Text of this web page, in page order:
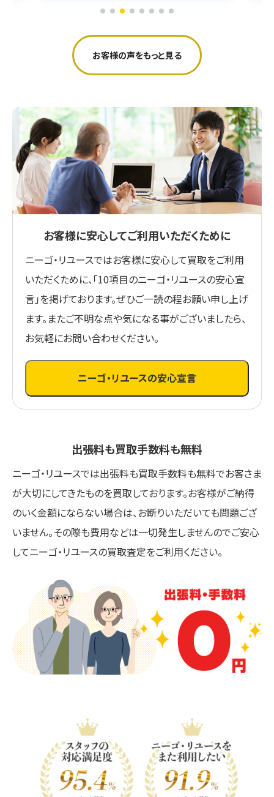
お客様の声をもっと見る
お客様に安心してご利用いただくために
ニーゴ・リユースではお客様に安心して買取をご利用
いただくために、「10項目のニーゴ・リユースの安心宣
言」を掲げております。ぜひご一読の程お願い申し上げ
ます。またご不明な点や気になる事がございましたら、
お気軽にお問い合わせください。
ニーゴ・リユースの安心宣言
出張料も買取手数料も無料
ニーゴ・リユースでは出張料も買取手数料も無料でお客さま
が大切にしてきたものを買取しております。お客様がご納得
のいく金額にならない場合は、お断りいただいても問題ござ
いません。その際も費用などは一切発生しませんのでご安心
してニーゴ・リユースの買取査定をご利用ください。